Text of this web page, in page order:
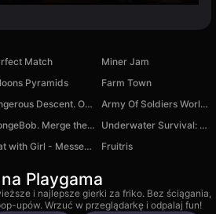
Match
Miner Jam
Pyramids
Farm Town
Dangerous Descent. Only Forward
Army Of Soldiers Worlds War
SpongeBob. Merge the Characters
Underwater Survival: Deep Dive
Chat with Girl - Messenger Simulator Fruitris
Playgama
i najlepsze gierki za friko. Bez ściągania,
upów. Wrzuć w przeglądarkę i odpalaj fun!